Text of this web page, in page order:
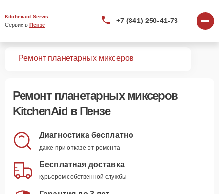
Kitchenaid Servis
Сервис в Пензе
+7 (841) 250-41-73
Ремонт планетарных миксеров
Ремонт планетарных миксеров
KitchenAid в Пензе
Диагностика бесплатно
даже при отказе от ремонта
Бесплатная доставка
курьером собственной службы